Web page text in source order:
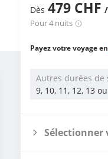
Dès 479 CHF
Pour 4 nuits
Payez votre voyage en
Autres durées
9, 10, 11, 12, 13
Sélectionner